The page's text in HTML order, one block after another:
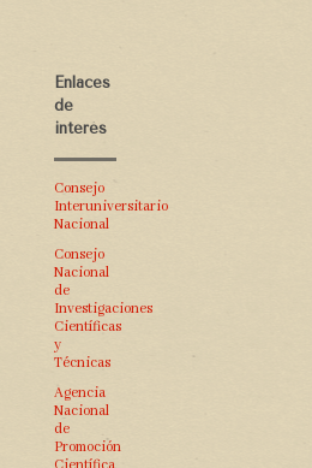
Enlaces
de
interés
Consejo
Interuniversitario
Nacional
Consejo
Nacional
de
Investigaciones
Científicas
y
Técnicas
Agencia
Nacional
de
Promoción